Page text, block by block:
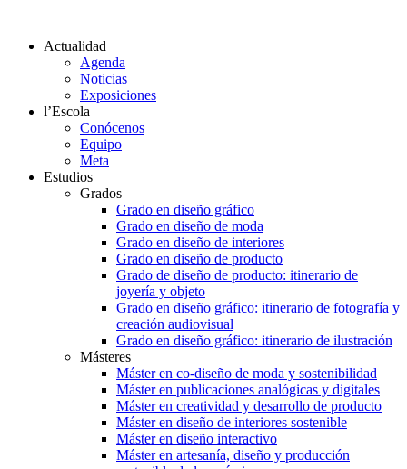
Actualidad
Agenda
Noticias
Exposiciones
l’Escola
Conócenos
Equipo
Meta
Estudios
Grados
Grado en diseño gráfico
Grado en diseño de moda
Grado en diseño de interiores
Grado en diseño de producto
Grado de diseño de producto: itinerario de
joyería y objeto
Grado en diseño gráfico: itinerario de fotografía y
creación audiovisual
Grado en diseño gráfico: itinerario de ilustración
Másteres
Máster en co-diseño de moda y sostenibilidad
Máster en publicaciones analógicas y digitales
Máster en creatividad y desarrollo de producto
Máster en diseño de interiores sostenible
Máster en diseño interactivo
Máster en artesanía, diseño y producción